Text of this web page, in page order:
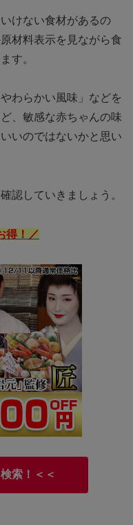
けない食材があるの
材料表示を見ながら食
す。
わらかい風味」などを
、敏感な赤ちゃんの味
いのではないかと思い
認していきましょう。
得！／
索！＜＜